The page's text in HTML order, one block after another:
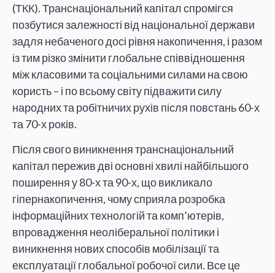
(ТКК). Транснаціональний капітал спромігся
позбутися залежності від національної держави
задля небаченого досі рівня накопичення, і разом
із тим різко змінити глобальне співвідношення
між класовими та соціальними силами на свою
користь – і по всьому світу підважити силу
народних та робітничих рухів після повстань 60-х
та 70-х років.
Після свого виникнення транснаціональний
капітал пережив дві основні хвилі найбільшого
поширення у 80-х та 90-х, що викликало
гіпернакопичення, чому сприяла розробка
інформаційних технологій та комп’ютерів,
впровадження неоліберальної політики і
виникнення нових способів мобілізації та
експлуатації глобальної робочої сили. Все це